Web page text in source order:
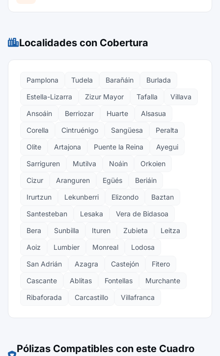
Localidades con Cobertura
Pamplona Tudela Barañáin
Burlada
Estella-Lizarra
Zizur Mayor Tafalla
Villava
Ansoáin
Berriozar Huarte
Alsasua
Corella
Cintruénigo Sangüesa
Peralta
Olite
Artajona Puente la Reina
Ayegui
Sarriguren
Mutilva Noáin
Orkoien
Cizur
Aranguren Egüés
Beriáin
Irurtzun
Lekunberri Elizondo
Baztan
Santesteban
Lesaka
Vera de Bidasoa
Bera
Sunbilla Ituren Zubieta
Leitza
Aoiz
Lumbier Monreal
Lodosa
San Adrián
Azagra Castejón
Fitero
Cascante
Ablitas Fontellas
Murchante
Ribaforada
Carcastillo Villafranca
Pólizas Compatibles con este Cuadro